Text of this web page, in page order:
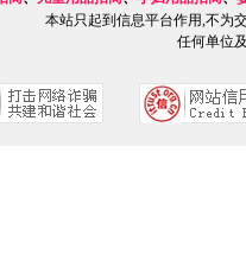
本站只起到信息平台作用,不为
任何单位